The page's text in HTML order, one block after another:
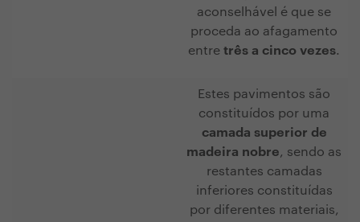
aconselhável é que se
proceda ao afagamento
entre três a cinco vezes.
Estes pavimentos são
constituídos por uma
camada superior de
madeira nobre, sendo as
restantes camadas
inferiores constituídas
por diferentes materiais,